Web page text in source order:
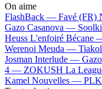
On aime
FlashBack — Favé (FR)
Gazo Casanova —
Heuss L'enfoiré Bécane
Werenoi Meuda —
Josman Interlude —
4 — ZOKUSH La
Kamel Nouvelles — PLK